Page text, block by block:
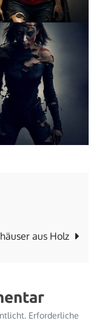
aus Holz
Erforderliche